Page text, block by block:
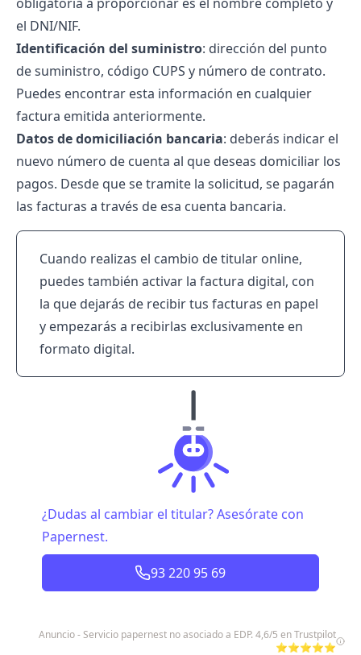
el DNI/NIF.
Identificación del suministro: dirección del punto
de suministro, código CUPS y número de contrato.
Puedes encontrar esta información en cualquier
factura emitida anteriormente.
Datos de domiciliación bancaria: deberás indicar el
nuevo número de cuenta al que deseas domiciliar los
pagos. Desde que se tramite la solicitud, se pagarán
las facturas a través de esa cuenta bancaria.
Cuando realizas el cambio de titular online,
puedes también activar la factura digital, con
la que dejarás de recibir tus facturas en papel
y empezarás a recibirlas exclusivamente en
formato digital.
¿Dudas al cambiar el titular? Asesórate con
Papernest.
93 220 95 69
Anuncio - Servicio papernest no asociado a EDP. 4,6/5 en Trustpilot
⭐⭐⭐⭐⭐